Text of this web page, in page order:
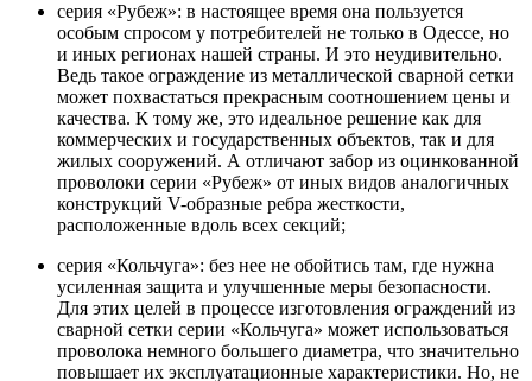
серия «Рубеж»: в настоящее время она пользуется
особым спросом у потребителей не только в Одессе, но
и иных регионах нашей страны. И это неудивительно.
Ведь такое ограждение из металлической сварной сетки
может похвастаться прекрасным соотношением цены и
качества. К тому же, это идеальное решение как для
коммерческих и государственных объектов, так и для
жилых сооружений. А отличают забор из оцинкованной
проволоки серии «Рубеж» от иных видов аналогичных
конструкций V-образные ребра жесткости,
расположенные вдоль всех секций;
серия «Кольчуга»: без нее не обойтись там, где нужна
усиленная защита и улучшенные меры безопасности.
Для этих целей в процессе изготовления ограждений из
сварной сетки серии «Кольчуга» может использоваться
проволока немного большего диаметра, что значительно
повышает их эксплуатационные характеристики. Но, не